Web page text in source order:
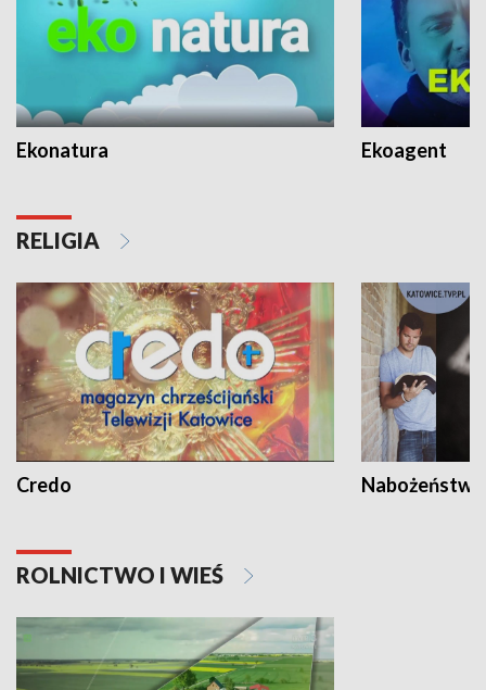
Ekonatura Ekoagent
RELIGIA
Credo
ROLNICTWO I WIEŚ